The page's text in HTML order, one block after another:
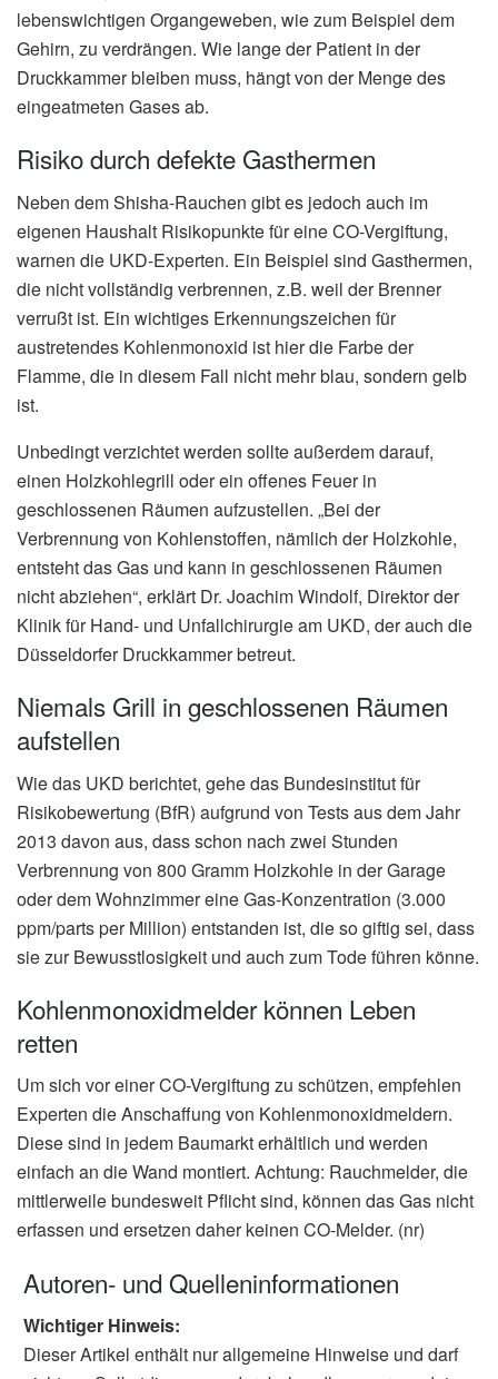
lebenswichtigen Organgeweben, wie zum Beispiel dem
Gehirn, zu verdrängen. Wie lange der Patient in der
Druckkammer bleiben muss, hängt von der Menge des
eingeatmeten Gases ab.
Risiko durch defekte Gasthermen
Neben dem Shisha-Rauchen gibt es jedoch auch im
eigenen Haushalt Risikopunkte für eine CO-Vergiftung,
warnen die UKD-Experten. Ein Beispiel sind Gasthermen,
die nicht vollständig verbrennen, z.B. weil der Brenner
verrußt ist. Ein wichtiges Erkennungszeichen für
austretendes Kohlenmonoxid ist hier die Farbe der
Flamme, die in diesem Fall nicht mehr blau, sondern gelb
ist.
Unbedingt verzichtet werden sollte außerdem darauf,
einen Holzkohlegrill oder ein offenes Feuer in
geschlossenen Räumen aufzustellen. „Bei der
Verbrennung von Kohlenstoffen, nämlich der Holzkohle,
entsteht das Gas und kann in geschlossenen Räumen
nicht abziehen“, erklärt Dr. Joachim Windolf, Direktor der
Klinik für Hand- und Unfallchirurgie am UKD, der auch die
Düsseldorfer Druckkammer betreut.
Niemals Grill in geschlossenen Räumen
aufstellen
Wie das UKD berichtet, gehe das Bundesinstitut für
Risikobewertung (BfR) aufgrund von Tests aus dem Jahr
2013 davon aus, dass schon nach zwei Stunden
Verbrennung von 800 Gramm Holzkohle in der Garage
oder dem Wohnzimmer eine Gas-Konzentration (3.000
ppm/parts per Million) entstanden ist, die so giftig sei, dass
sie zur Bewusstlosigkeit und auch zum Tode führen könne.
Kohlenmonoxidmelder können Leben
retten
Um sich vor einer CO-Vergiftung zu schützen, empfehlen
Experten die Anschaffung von Kohlenmonoxidmeldern.
Diese sind in jedem Baumarkt erhältlich und werden
einfach an die Wand montiert. Achtung: Rauchmelder, die
mittlerweile bundesweit Pflicht sind, können das Gas nicht
erfassen und ersetzen daher keinen CO-Melder. (nr)
Autoren- und Quelleninformationen
Wichtiger Hinweis:
Dieser Artikel enthält nur allgemeine Hinweise und darf